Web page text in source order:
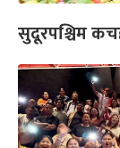
सुदूरपश्चिम